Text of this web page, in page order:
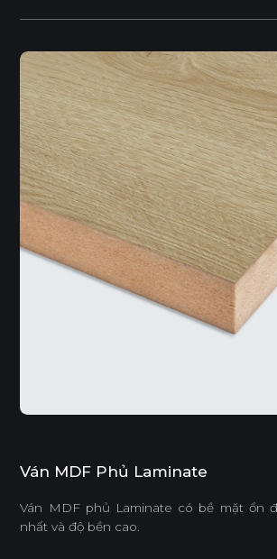
Ván MDF Phủ Laminate
Ván MDF phủ Laminate có bề mặt ổn
nhất và độ bền cao.